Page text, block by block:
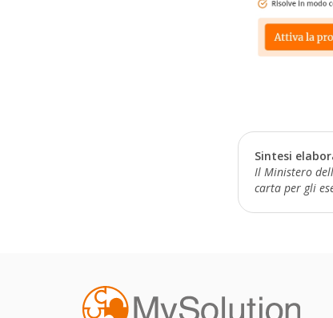
Sintesi
Il Ministero
carta per gli